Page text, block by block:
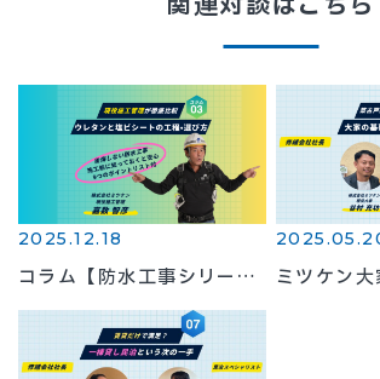
2025.12.18
コラム【防水工事シリーズ
②】ウレタン防水と塩ビシ
ート防水の工程・メリッ
ト・選び方
ミツケン